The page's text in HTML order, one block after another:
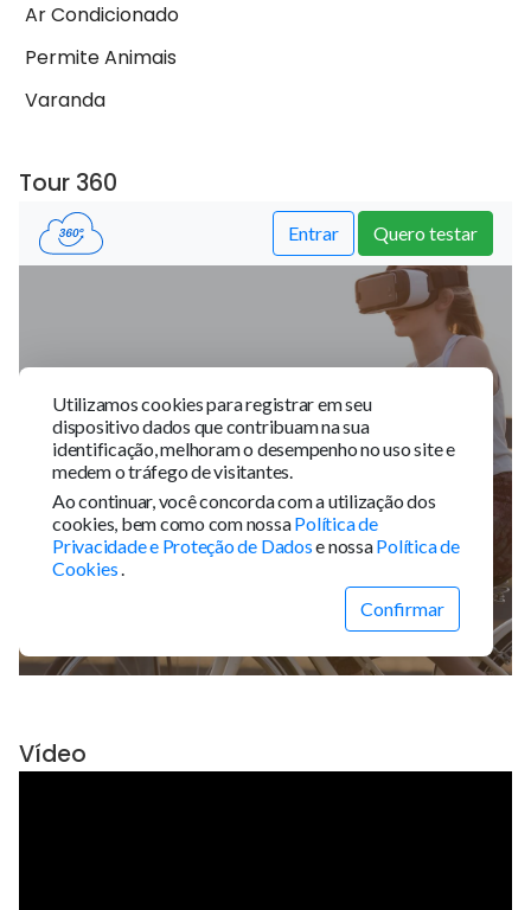
Ar Condicionado
Permite Animais
Varanda
Tour 360
Vídeo